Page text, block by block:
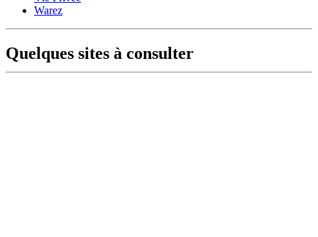
Warez
Quelques sites à consulter